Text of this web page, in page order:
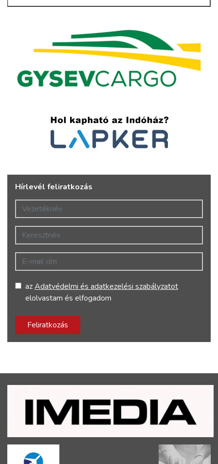
Hírlevél feliratkozás
Vezetéknév
Keresztnév
E-mail cím
azAdatvédelmi és adatkezelési szabályzatot
elolvastam és elfogadom
Feliratkozás